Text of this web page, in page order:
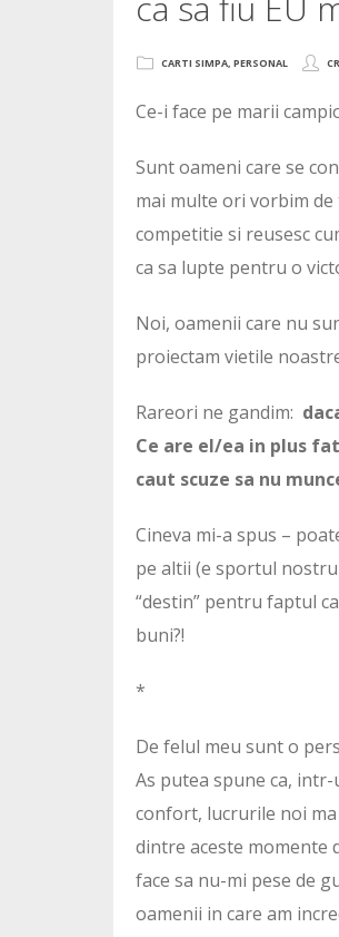
CARTI SIMPA, PERSONAL
Ce-i face pe marii
Sunt oameni care se
mai multe ori vorbim
competitie si reusesc
ca sa lupte pentru o
Noi, oamenii care nu
proiectam vietile
Rareori ne gandim:
Ce are el/ea in plus
caut scuze sa nu
Cineva mi-a spus –
pe altii (e sportul
“destin” pentru faptul
buni?!
*
De felul meu sunt o
As putea spune ca,
confort, lucrurile noi ma
dintre aceste momente
face sa nu-mi pese de
oamenii in care am